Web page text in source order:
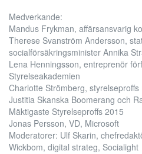
Medverkande:
Mandus Frykman, affärsansvarig
Therese Svanström Andersson,
socialförsäkringsminister Annika
Lena Henningsson, entreprenör
Styrelseakademien
Charlotte Strömberg,
Justitia Skanska Boomerang och
Mäktigaste Styrelseproffs 2015
Jonas Persson, VD, Microsoft
Moderatorer: Ulf Skarin,
Wickbom, digital strateg, Socialight